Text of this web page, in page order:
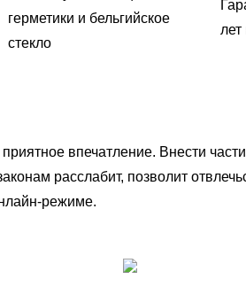
герметики и бельгийское
стекло
лет
впечатление. Внести
расслабит, позволит
режиме.